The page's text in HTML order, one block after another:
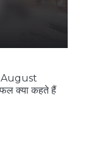
August
क्या कहते हैं